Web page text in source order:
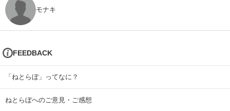
モナキ
FEEDBACK
「ねとらぼ」ってなに？
ねとらぼへのご意見・ご感想